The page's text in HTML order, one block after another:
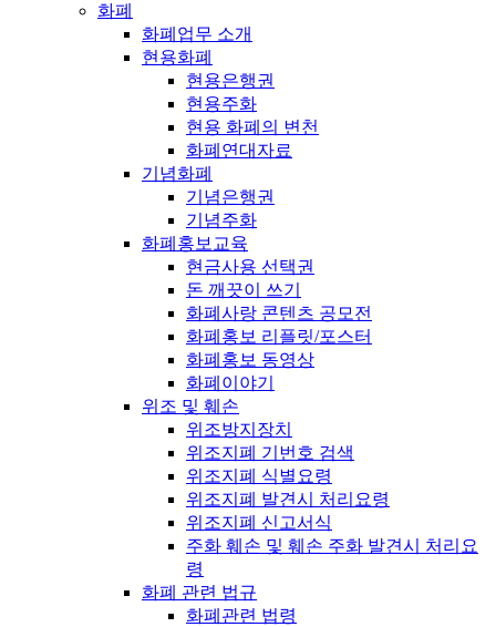
화폐
화폐업무 소개
현용화폐
현용은행권
현용주화
현용 화폐의 변천
화폐연대자료
기념화폐
기념은행권
기념주화
화폐홍보교육
현금사용 선택권
돈 깨끗이 쓰기
화폐사랑 콘텐츠 공모전
화폐홍보 리플릿/포스터
화폐홍보 동영상
화폐이야기
위조 및 훼손
위조방지장치
위조지폐 기번호 검색
위조지폐 식별요령
위조지폐 발견시 처리요령
위조지폐 신고서식
주화 훼손 및 훼손 주화 발견시 처리요
령
화폐 관련 법규
화폐관련 법령